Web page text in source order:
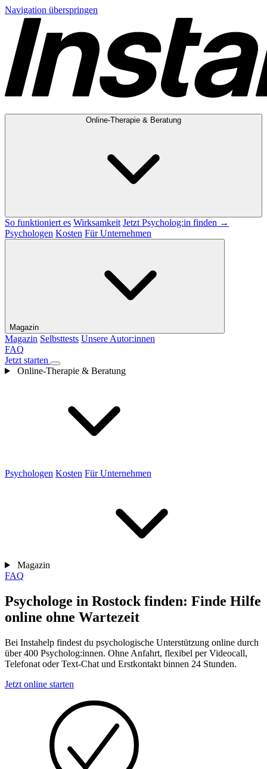
Navigation überspringen
Online-Therapie & Beratung
So funktioniert es Wirksamkeit Jetzt Psycholog:in finden →
Psychologen Kosten Für Unternehmen
Magazin
Magazin Selbsttests Unsere Autor:innen
FAQ
Jetzt starten
Online-Therapie & Beratung
Psychologen Kosten Für Unternehmen
Magazin
FAQ
Psychologe in Rostock finden: Finde Hilfe
online ohne Wartezeit
Bei Instahelp findest du psychologische Unterstützung online durch
über 400 Psycholog:innen. Ohne Anfahrt, flexibel per Videocall,
Telefonat oder Text-Chat und Erstkontakt binnen 24 Stunden.
Jetzt online starten